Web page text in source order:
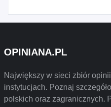
OPINIANA.PL
Największy w sieci zbiór
instytucjach. Poznaj
polskich oraz zagranicznych.